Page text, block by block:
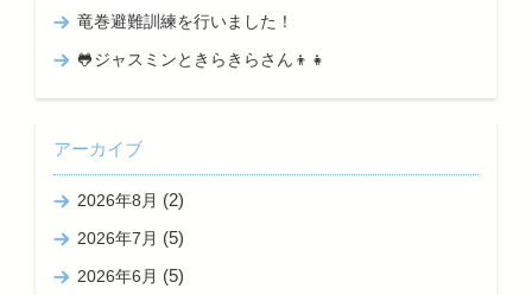
竜巻避難訓練を行いました！
🐸ジャスミンときらきらさん👦👧
アーカイブ
2026年8月 (2)
2026年7月 (5)
2026年6月 (5)